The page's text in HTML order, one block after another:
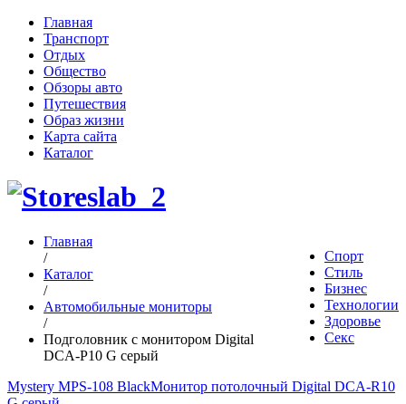
Главная
Транспорт
Отдых
Общество
Обзоры авто
Путешествия
Образ жизни
Карта сайта
Каталог
Спорт
Стиль
Бизнес
Технологии
Здоровье
Секс
Главная
/
Каталог
/
Автомобильные мониторы
/
Подголовник с монитором Digital
DCA-P10 G серый
Mystery MPS-108 BlackМонитор потолочный Digital DCA-R10